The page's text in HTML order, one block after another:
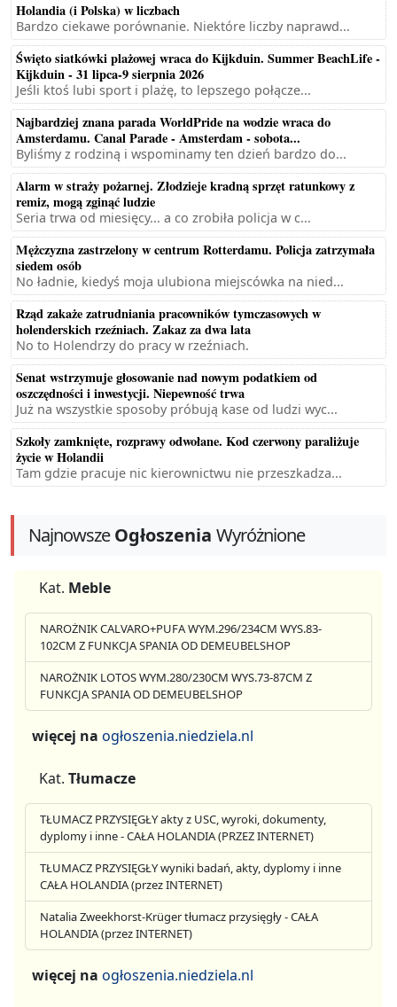
Holandia (i Polska) w liczbach
Bardzo ciekawe porównanie. Niektóre liczby naprawd...
Święto siatkówki plażowej wraca do Kijkduin. Summer BeachLife -
Kijkduin - 31 lipca-9 sierpnia 2026
Jeśli ktoś lubi sport i plażę, to lepszego połącze...
Najbardziej znana parada WorldPride na wodzie wraca do
Amsterdamu. Canal Parade - Amsterdam - sobota...
Byliśmy z rodziną i wspominamy ten dzień bardzo do...
Alarm w straży pożarnej. Złodzieje kradną sprzęt ratunkowy z
remiz, mogą zginąć ludzie
Seria trwa od miesięcy... a co zrobiła policja w c...
Mężczyzna zastrzelony w centrum Rotterdamu. Policja zatrzymała
siedem osób
No ładnie, kiedyś moja ulubiona miejscówka na nied...
Rząd zakaże zatrudniania pracowników tymczasowych w
holenderskich rzeźniach. Zakaz za dwa lata
No to Holendrzy do pracy w rzeźniach.
Senat wstrzymuje głosowanie nad nowym podatkiem od
oszczędności i inwestycji. Niepewność trwa
Już na wszystkie sposoby próbują kase od ludzi wyc...
Szkoły zamknięte, rozprawy odwołane. Kod czerwony paraliżuje
życie w Holandii
Tam gdzie pracuje nic kierownictwu nie przeszkadza...
NajnowszeOgłoszenia Wyróżnione
Kat. Meble
NAROŻNIK CALVARO+PUFA WYM.296/234CM WYS.83-
102CM Z FUNKCJA SPANIA OD DEMEUBELSHOP
NAROŻNIK LOTOS WYM.280/230CM WYS.73-87CM Z
FUNKCJA SPANIA OD DEMEUBELSHOP
więcej na ogłoszenia.niedziela.nl
Kat. Tłumacze
TŁUMACZ PRZYSIĘGŁY akty z USC, wyroki, dokumenty,
dyplomy i inne - CAŁA HOLANDIA (PRZEZ INTERNET)
TŁUMACZ PRZYSIĘGŁY wyniki badań, akty, dyplomy i inne
CAŁA HOLANDIA (przez INTERNET)
Natalia Zweekhorst-Krüger tłumacz przysięgły - CAŁA
HOLANDIA (przez INTERNET)
więcej na ogłoszenia.niedziela.nl